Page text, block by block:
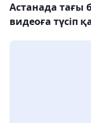
Астанада тағы
видеоға түсіп